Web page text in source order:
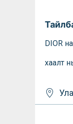
DIOR
хаалт